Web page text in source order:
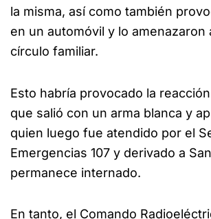
la misma, así como también
en un automóvil y lo amenazaron
círculo familiar.
Esto habría provocado la
que salió con un arma blanca y
quien luego fue atendido por el
Emergencias 107 y derivado a
permanece internado.
En tanto, el Comando